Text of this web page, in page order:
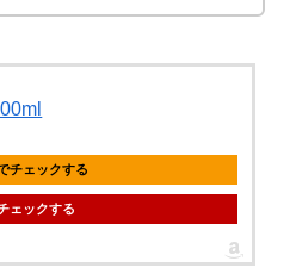
チェックする
ェックする